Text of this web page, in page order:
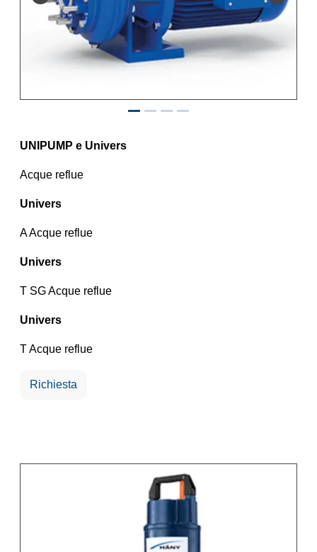
UNIPUMP e Univers
Acque reflue
Univers
A Acque reflue
Univers
T SG Acque reflue
Univers
T Acque reflue
Richiesta